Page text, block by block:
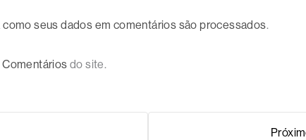
como seus dados em comentários são processados.
do site.